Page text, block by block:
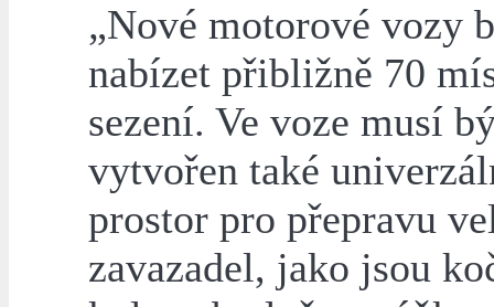
„Nové motorové vozy
nabízet přibližně 70
sezení. Ve voze musí
vytvořen také
prostor pro přepravu
zavazadel, jako jsou